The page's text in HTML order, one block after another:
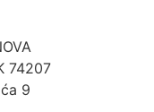
74207
9